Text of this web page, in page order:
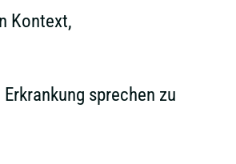
Kontext,
sprechen zu